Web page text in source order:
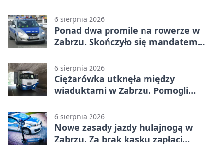
6 sierpnia 2026
Ponad dwa promile na rowerze w
Zabrzu. Skończyło się mandatem
6 sierpnia 2026
Ciężarówka utknęła między
wiaduktami w Zabrzu. Pomogli
6 sierpnia 2026
Nowe zasady jazdy hulajnogą w
Zabrzu. Za brak kasku zapłaci